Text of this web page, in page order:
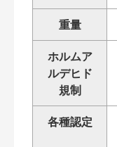
重量
ホルムア
ルデヒド
規制
各種認定